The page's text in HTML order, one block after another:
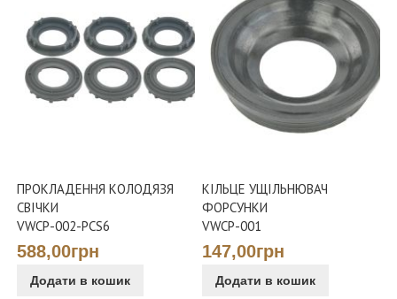
ПРОКЛАДЕННЯ КОЛОДЯЗЯ
СВІЧКИ
VWCP-002-PCS6
588,00грн
Додати в кошик
КІЛЬЦЕ УЩІЛЬНЮВАЧ
ФОРСУНКИ
VWCP-001
147,00грн
Додати в кошик